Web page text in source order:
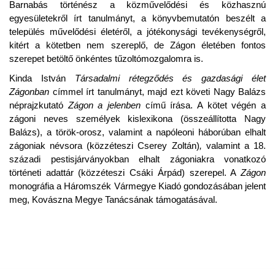
Barnabás történész a közművelődési és közhasznú
egyesületekről írt tanulmányt, a könyvbemutatón beszélt a
település művelődési életéről, a jótékonysági tevékenységről,
kitért a kötetben nem szereplő, de Zágon életében fontos
szerepet betöltő önkéntes tűzoltómozgalomra is.
Kinda István Társadalmi rétegződés és gazdasági élet
Zágonban címmel írt tanulmányt, majd ezt követi Nagy Balázs
néprajzkutató Zágon a jelenben című írása. A kötet végén a
zágoni neves személyek kislexikona (összeállította Nagy
Balázs), a török-orosz, valamint a napóleoni háborúban elhalt
zágoniak névsora (közzéteszi Cserey Zoltán), valamint a 18.
századi pestisjárványokban elhalt zágoniakra vonatkozó
történeti adattár (közzéteszi Csáki Árpád) szerepel. A Zágon
monográfia a Háromszék Vármegye Kiadó gondozásában jelent
meg, Kovászna Megye Tanácsának támogatásával.